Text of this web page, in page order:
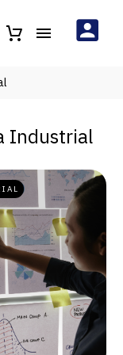
Industrial